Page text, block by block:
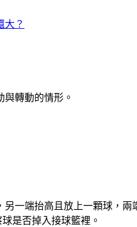
轉動的情形。
另一端抬高且放上一顆球，
是否掉入接球籃裡。